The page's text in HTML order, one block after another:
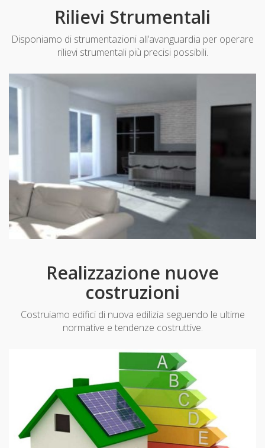
Rilievi Strumentali
Disponiamo di strumentazioni all’avanguardia per operare
rilievi strumentali più precisi possibili.
Realizzazione nuove
costruzioni
Costruiamo edifici di nuova edilizia seguendo le ultime
normative e tendenze costruttive.